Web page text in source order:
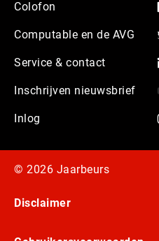
Colofon
Computable en de AVG
Service & contact
Inschrijven nieuwsbrief
Inlog
© 2026 Jaarbeurs
Disclaimer